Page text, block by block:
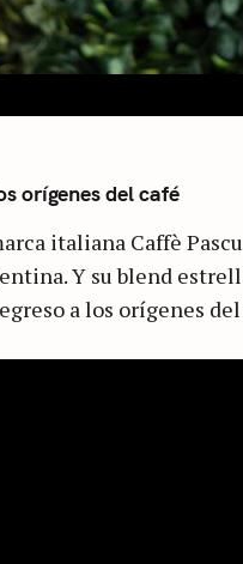
orígenes del café
italiana Caffè
Y su blend
a los orígenes del